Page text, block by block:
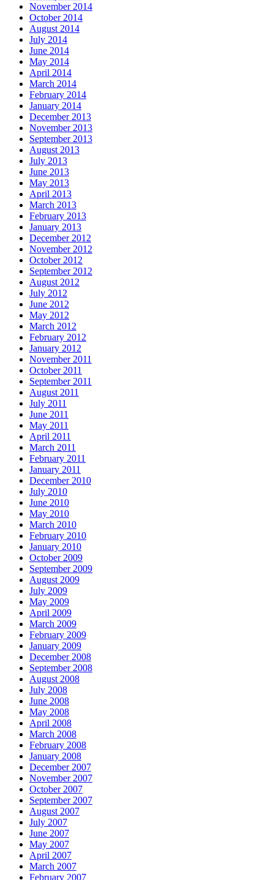
November 2014
October 2014
August 2014
July 2014
June 2014
May 2014
April 2014
March 2014
February 2014
January 2014
December 2013
November 2013
September 2013
August 2013
July 2013
June 2013
May 2013
April 2013
March 2013
February 2013
January 2013
December 2012
November 2012
October 2012
September 2012
August 2012
July 2012
June 2012
May 2012
March 2012
February 2012
January 2012
November 2011
October 2011
September 2011
August 2011
July 2011
June 2011
May 2011
April 2011
March 2011
February 2011
January 2011
December 2010
July 2010
June 2010
May 2010
March 2010
February 2010
January 2010
October 2009
September 2009
August 2009
July 2009
May 2009
April 2009
March 2009
February 2009
January 2009
December 2008
September 2008
August 2008
July 2008
June 2008
May 2008
April 2008
March 2008
February 2008
January 2008
December 2007
November 2007
October 2007
September 2007
August 2007
July 2007
June 2007
May 2007
April 2007
March 2007
February 2007